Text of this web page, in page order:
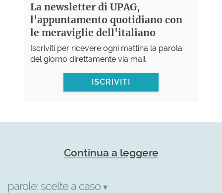
La newsletter di UPAG,
l'appuntamento quotidiano con
le meraviglie dell'italiano
Iscriviti per ricevere ogni mattina la parola
del giorno direttamente via mail
ISCRIVITI
Continua a leggere
parole: scelte a caso ▾